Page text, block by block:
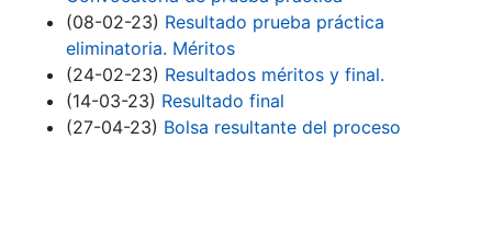
(08-02-23) Resultado prueba práctica
eliminatoria. Méritos
(24-02-23) Resultados méritos y final.
(14-03-23) Resultado final
(27-04-23) Bolsa resultante del proceso